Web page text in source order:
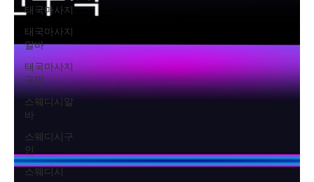
태국마사지
태국마사지
알바
태국마사지
구인
스웨디시알
바
스웨디시구
인
스웨디시